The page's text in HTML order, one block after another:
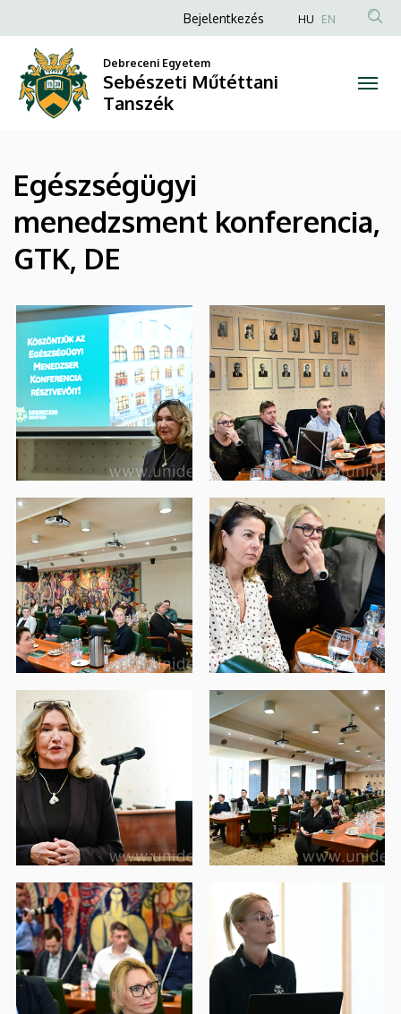
Sebészeti
Műtéttani
Tanszék
a
tartalomra
Anonim
fiók
menüje
Bejelentkezés HU EN
Debreceni Egyetem
Sebészeti Műtéttani
Tanszék
Egészségügyi
menedzsment konferencia,
GTK, DE